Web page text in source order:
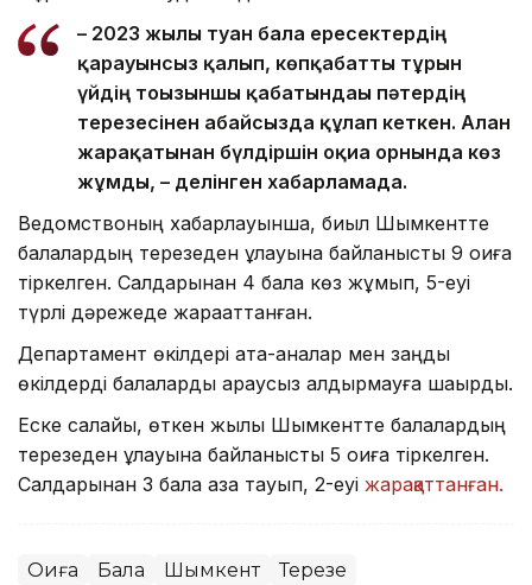
– 2023 жылы туған бала ересектердің
қарауынсыз қалып, көпқабатты тұрғын
үйдің тоғызыншы қабатындағы пәтердің
терезесінен абайсызда құлап кеткен. Алған
жарақатынан бүлдіршін оқиға орнында көз
жұмды, – делінген хабарламада.
Ведомствоның хабарлауынша, биыл Шымкентте
балалардың терезеден құлауына байланысты 9 оқиға
тіркелген. Салдарынан 4 бала көз жұмып, 5-еуі
түрлі дәрежеде жарақаттанған.
Департамент өкілдері ата-аналар мен заңды
өкілдерді балаларды қараусыз қалдырмауға шақырды.
Еске салайық, өткен жылы Шымкентте балалардың
терезеден құлауына байланысты 5 оқиға тіркелген.
Салдарынан 3 бала қаза тауып, 2-еуі жарақаттанған.
Оқиға Бала Шымкент Терезе